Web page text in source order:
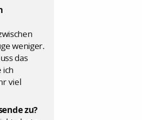
weniger.
das
ich
viel
zu?